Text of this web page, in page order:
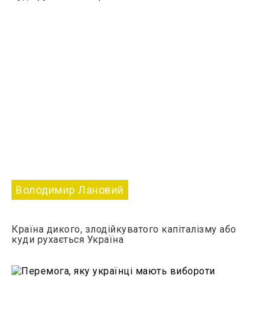
Володимир Лановий
Країна дикого, злодійкуватого капіталізму або
куди рухається Україна